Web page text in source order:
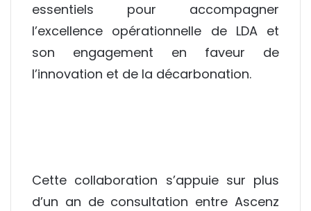
essentiels pour accompagner
l’excellence opérationnelle de LDA et
son engagement en faveur de
l’innovation et de la décarbonation.
Cette collaboration s’appuie sur plus
d’un an de consultation entre Ascenz